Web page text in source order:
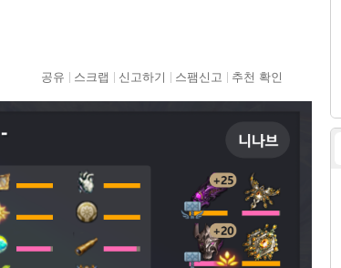
공유 스크랩 신고하기 스팸신고 추천 확인